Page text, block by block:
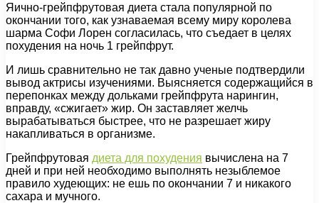
Яично-грейпфрутовая диета стала популярной по
окончании того, как узнаваемая всему миру королева
шарма Софи Лорен согласилась, что съедает в целях
похудения на ночь 1 грейпфрут.
И лишь сравнительно не так давно ученые подтвердили
вывод актрисы изучениями. Выясняется содержащийся в
перепонках между дольками грейпфрута нарингин,
вправду, «сжигает» жир. Он заставляет желчь
вырабатываться быстрее, что не разрешает жиру
накапливаться в организме.
Грейпфрутовая диета для похудения вычислена на 7
дней и при ней необходимо выполнять незыблемое
правило худеющих: не ешь по окончании 7 и никакого
сахара и мучного.